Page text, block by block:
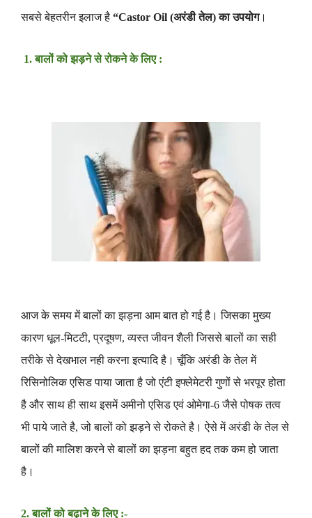
सबसे बेहतरीन इलाज है “Castor Oil (अरंडी तेल) का उपयोग।
1. बालों को झड़ने से रोकने के लिए :
आज के समय में बालों का झड़ना आम बात हो गई है। जिसका मुख्य
कारण धूल-मिटटी, प्रदूषण, व्यस्त जीवन शैली जिससे बालों का सही
तरीके से देखभाल नही करना इत्यादि है। चूँकि अरंडी के तेल में
रिसिनोलिक एसिड पाया जाता है जो एंटी इफ्लेमेटरी गुणों से भरपूर होता
है और साथ ही साथ इसमें अमीनो एसिड एवं ओमेगा-6 जैसे पोषक तत्व
भी पाये जाते है, जो बालों को झड़ने से रोकते है। ऐसे में अरंडी के तेल से
बालों की मालिश करने से बालों का झड़ना बहुत हद तक कम हो जाता
है।
2. बालों को बढ़ाने के लिए :-